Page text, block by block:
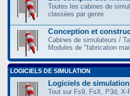
Toutes les cabines de
classées par genre
Conception et
Cabines de simulateurs /
Modules de "fabrication
LOGICIELS DE SIMULATION
Logiciels de simulation
Tout sur Fs9, FsX, P3d, X-